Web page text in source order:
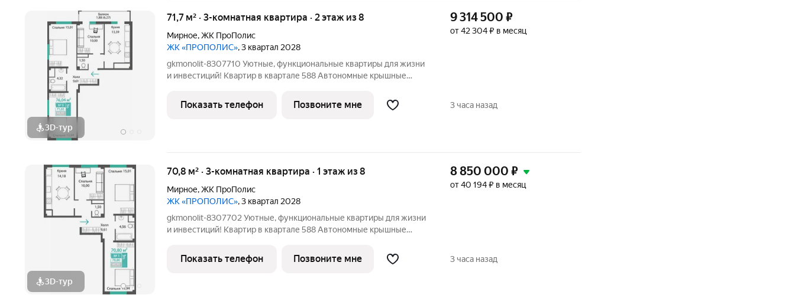
3D-тур
71,7 м² · 3-комнатная квартира · 2 этаж из 8
Мирное,ЖК ПроПолис
ЖК «ПРОПОЛИС», 3 квартал 2028
gkmonolit-8307710 Уютные, функциональные квартиры для жизни
и инвестиций! Квартир в квартале 588 Автономные крышные
потерять! ПОЗВОНИТЕ НАМ ПРЯМО СЕЙЧАС ДЛЯ
КОНСУЛЬТАЦИИ, ПРЕДЛОЖЕНИЕ ОГРАНИЧЕНО!
9 314 500 ₽
от 42 304 ₽ в месяц
Показать телефон Позвоните мне 3 часа назад
3D-тур
70,8 м² · 3-комнатная квартира · 1 этаж из 8
Мирное,ЖК ПроПолис
ЖК «ПРОПОЛИС», 3 квартал 2028
gkmonolit-8307702 Уютные, функциональные квартиры для жизни
и инвестиций! Квартир в квартале 588 Автономные крышные
потерять! ПОЗВОНИТЕ НАМ ПРЯМО СЕЙЧАС ДЛЯ
КОНСУЛЬТАЦИИ, ПРЕДЛОЖЕНИЕ ОГРАНИЧЕНО!
8 850 000 ₽
от 40 194 ₽ в месяц
Показать телефон Позвоните мне 3 часа назад